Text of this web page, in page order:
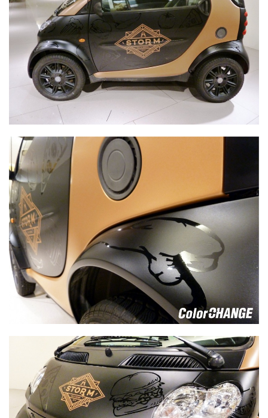
Smart - wrap folio čierná matná + zlatá matná - 2D
reklamné grafika logo
Smart - zadný blatník detail fólie čierná matná - motív
čierná lesklá fólia